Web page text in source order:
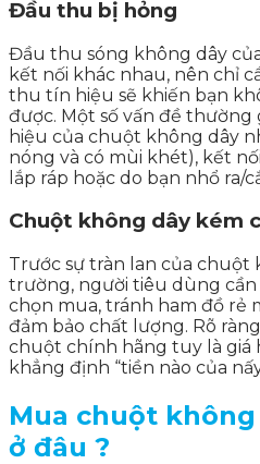
Đầu thu bị hỏng
Đầu thu sóng không dây
kết nối khác nhau, nên chỉ
thu tín hiệu sẽ khiến bạn
được. Một số vấn đề
hiệu của chuột không dây
nóng và có mùi khét), kết
lắp ráp hoặc do bạn nhổ ra/
Chuột không dây kém
Trước sự tràn lan của chuột
trường, người tiêu dùng
chọn mua, tránh ham đồ rẻ
đảm bảo chất lượng. Rõ
chuột chính hãng tuy là giá
khẳng định “tiền nào của
Mua chuột
ở đâu ?